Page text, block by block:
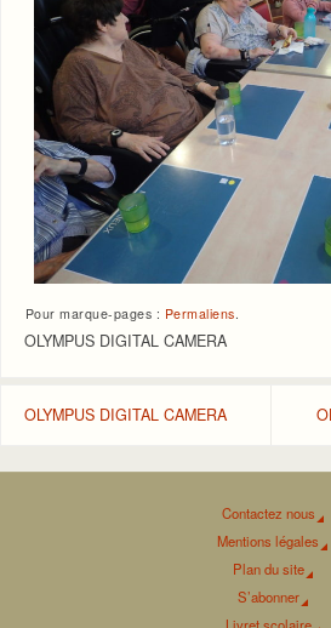
Pour marque-pages : Permaliens
OLYMPUS DIGITAL CAMERA
OLYMPUS DIGITAL CAMERA
Contactez nous
Mentions légales
Plan du site
S’abonner